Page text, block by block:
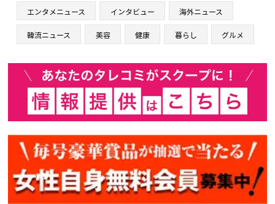
エンタメニュース インタビュー 海外ニュース
韓流ニュース 美容 健康 暮らし グルメ